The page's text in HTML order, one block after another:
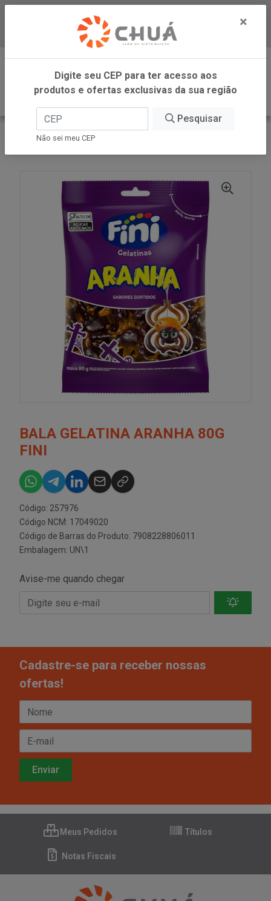
Baixe já nosso APP
0
INÍCIO
FINI
BALA GELATINA ARANHA 80G
FINI
Código: 257976
Código NCM: 17049020
Código de Barras do Produto: 7908228806011
Embalagem: UN\1
Avise-me quando chegar
Cadastre-se para receber nossas
ofertas!
Meus Pedidos Títulos
Notas Fiscais
×
Digite seu CEP para ter acesso aos
produtos e ofertas exclusivas da sua região
Pesquisar
Não sei meu CEP